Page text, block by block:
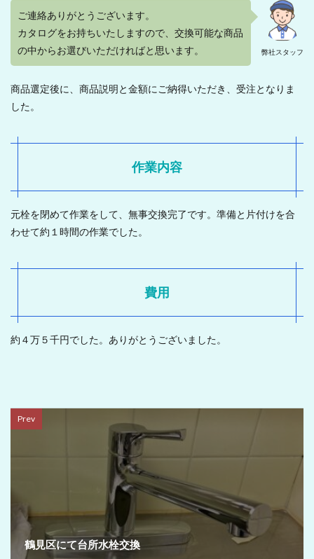
弊社スタッフ
ご連絡ありがとうございます。
カタログをお持ちいたしますので、交換可能な商品
の中からお選びいただければと思います。
商品選定後に、商品説明と金額にご納得いただき、受注となりま
した。
作業内容
元栓を閉めて作業をして、無事交換完了です。準備と片付けを合
わせて約１時間の作業でした。
費用
約４万５千円でした。ありがとうございました。
Prev
鶴見区にて台所水栓交換